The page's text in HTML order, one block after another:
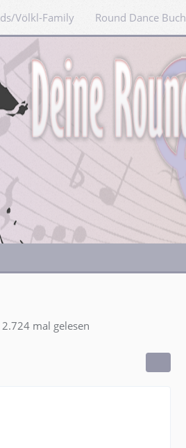
Völkl-Family Round Dance Buch
2.724 mal gelesen